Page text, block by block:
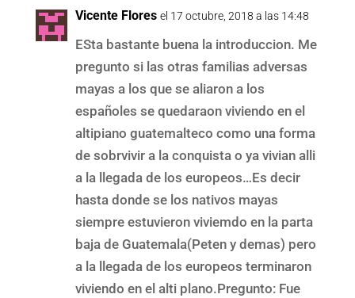
Vicente Flores el 17 octubre, 2018 a las 14:48
ESta bastante buena la introduccion. Me
pregunto si las otras familias adversas
mayas a los que se aliaron a los
españoles se quedaraon viviendo en el
altipiano guatemalteco como una forma
de sobrvivir a la conquista o ya vivian alli
a la llegada de los europeos…Es decir
hasta donde se los nativos mayas
siempre estuvieron viviemdo en la parta
baja de Guatemala(Peten y demas) pero
a la llegada de los europeos terminaron
viviendo en el alti plano.Pregunto: Fue